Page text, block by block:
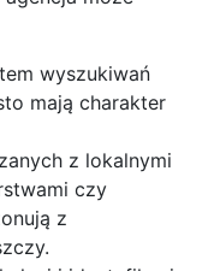
wyszukiwań
mają charakter
z lokalnymi
czy
z